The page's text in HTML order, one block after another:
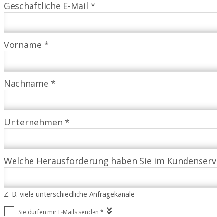
Geschäftliche E-Mail *
Vorname *
Nachname *
Unternehmen *
Welche Herausforderung haben Sie im
Z. B. viele unterschiedliche Anfragekänale
Sie dürfen mir E-Mails senden *